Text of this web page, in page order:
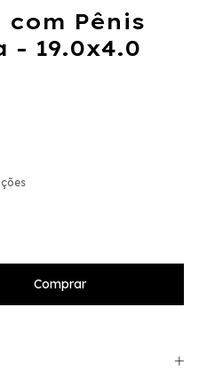
Pênis
- 19.0x4.0